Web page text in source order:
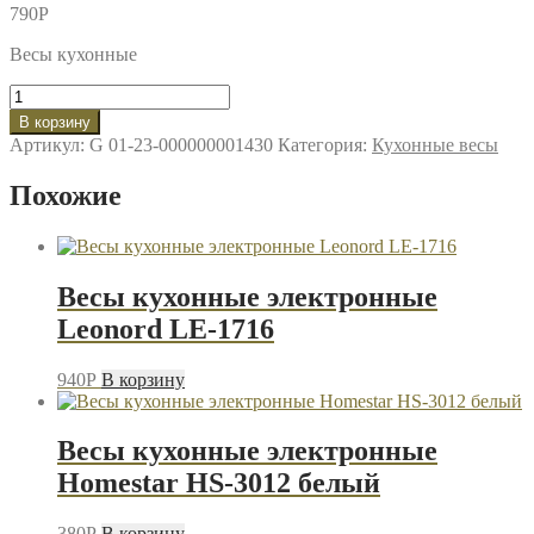
790P
Весы кухонные
Количество
товара
Весы
кухонные
EKS
LINE
В корзину
Артикул: G 01-23-000000001430 Категория: Кухонные весы
Похожие
Весы кухонные электронные
Leonord LE-1716
940P В корзину
Весы кухонные электронные
Homestar HS-3012 белый